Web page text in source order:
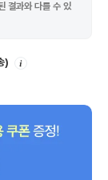
결과와 다를 수 있
)